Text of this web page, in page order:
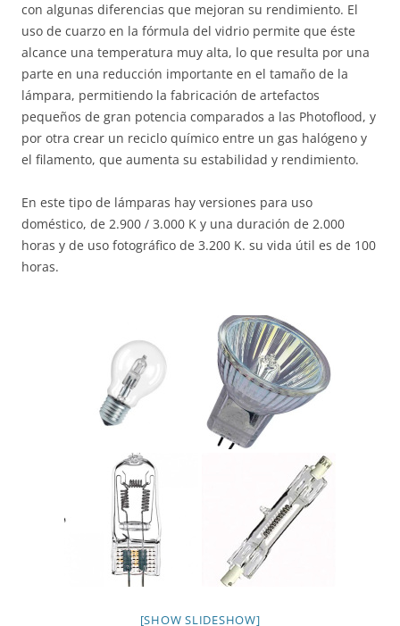
con algunas diferencias que mejoran su rendimiento. El
uso de cuarzo en la fórmula del vidrio permite que éste
alcance una temperatura muy alta, lo que resulta por una
parte en una reducción importante en el tamaño de la
lámpara, permitiendo la fabricación de artefactos
pequeños de gran potencia comparados a las Photoflood, y
por otra crear un reciclo químico entre un gas halógeno y
el filamento, que aumenta su estabilidad y rendimiento.
En este tipo de lámparas hay versiones para uso
doméstico, de 2.900 / 3.000 K y una duración de 2.000
horas y de uso fotográfico de 3.200 K. su vida útil es de 100
horas.
[SHOW SLIDESHOW]